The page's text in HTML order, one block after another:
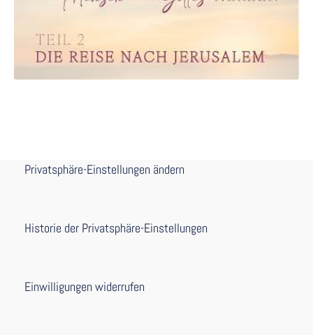
Privatsphäre-Einstellungen ändern
Historie der Privatsphäre-Einstellungen
Einwilligungen widerrufen